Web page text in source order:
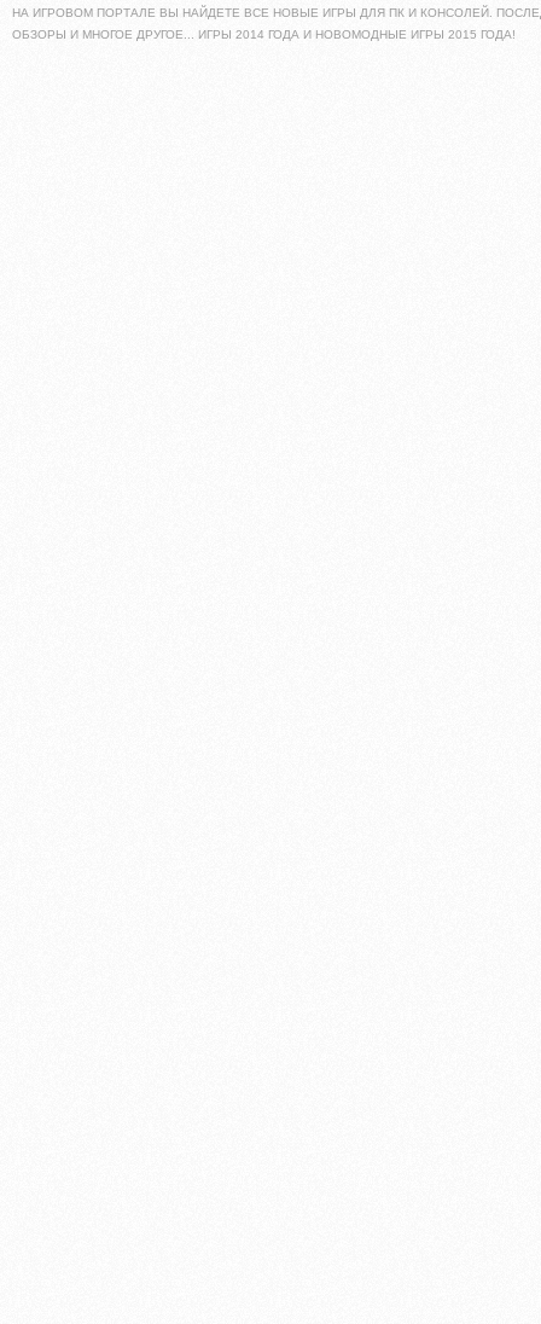
НА ИГРОВОМ ПОРТАЛЕ ВЫ НАЙДЕТЕ ВСЕ НОВЫЕ ИГРЫ ДЛЯ ПК И КОНСОЛЕЙ.
ОБЗОРЫ И МНОГОЕ ДРУГОЕ... ИГРЫ 2014 ГОДА И НОВОМОДНЫЕ ИГРЫ 2015 ГОДА!